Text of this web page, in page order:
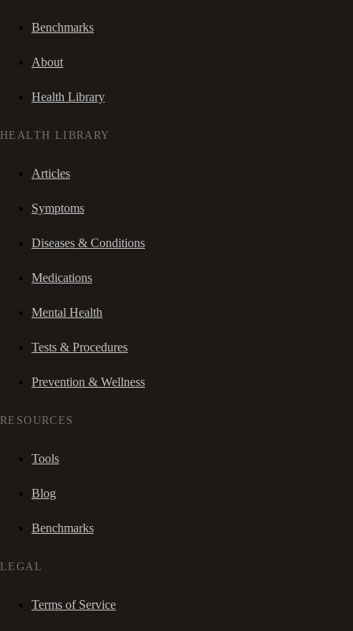
Benchmarks
About
Health Library
HEALTH LIBRARY
Articles
Symptoms
Diseases & Conditions
Medications
Mental Health
Tests & Procedures
Prevention & Wellness
RESOURCES
Tools
Blog
Benchmarks
LEGAL
Terms of Service